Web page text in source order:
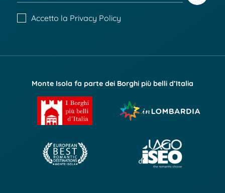
Accetto la Privacy Policy
Monte Isola fa parte dei Borghi più belli d’Italia